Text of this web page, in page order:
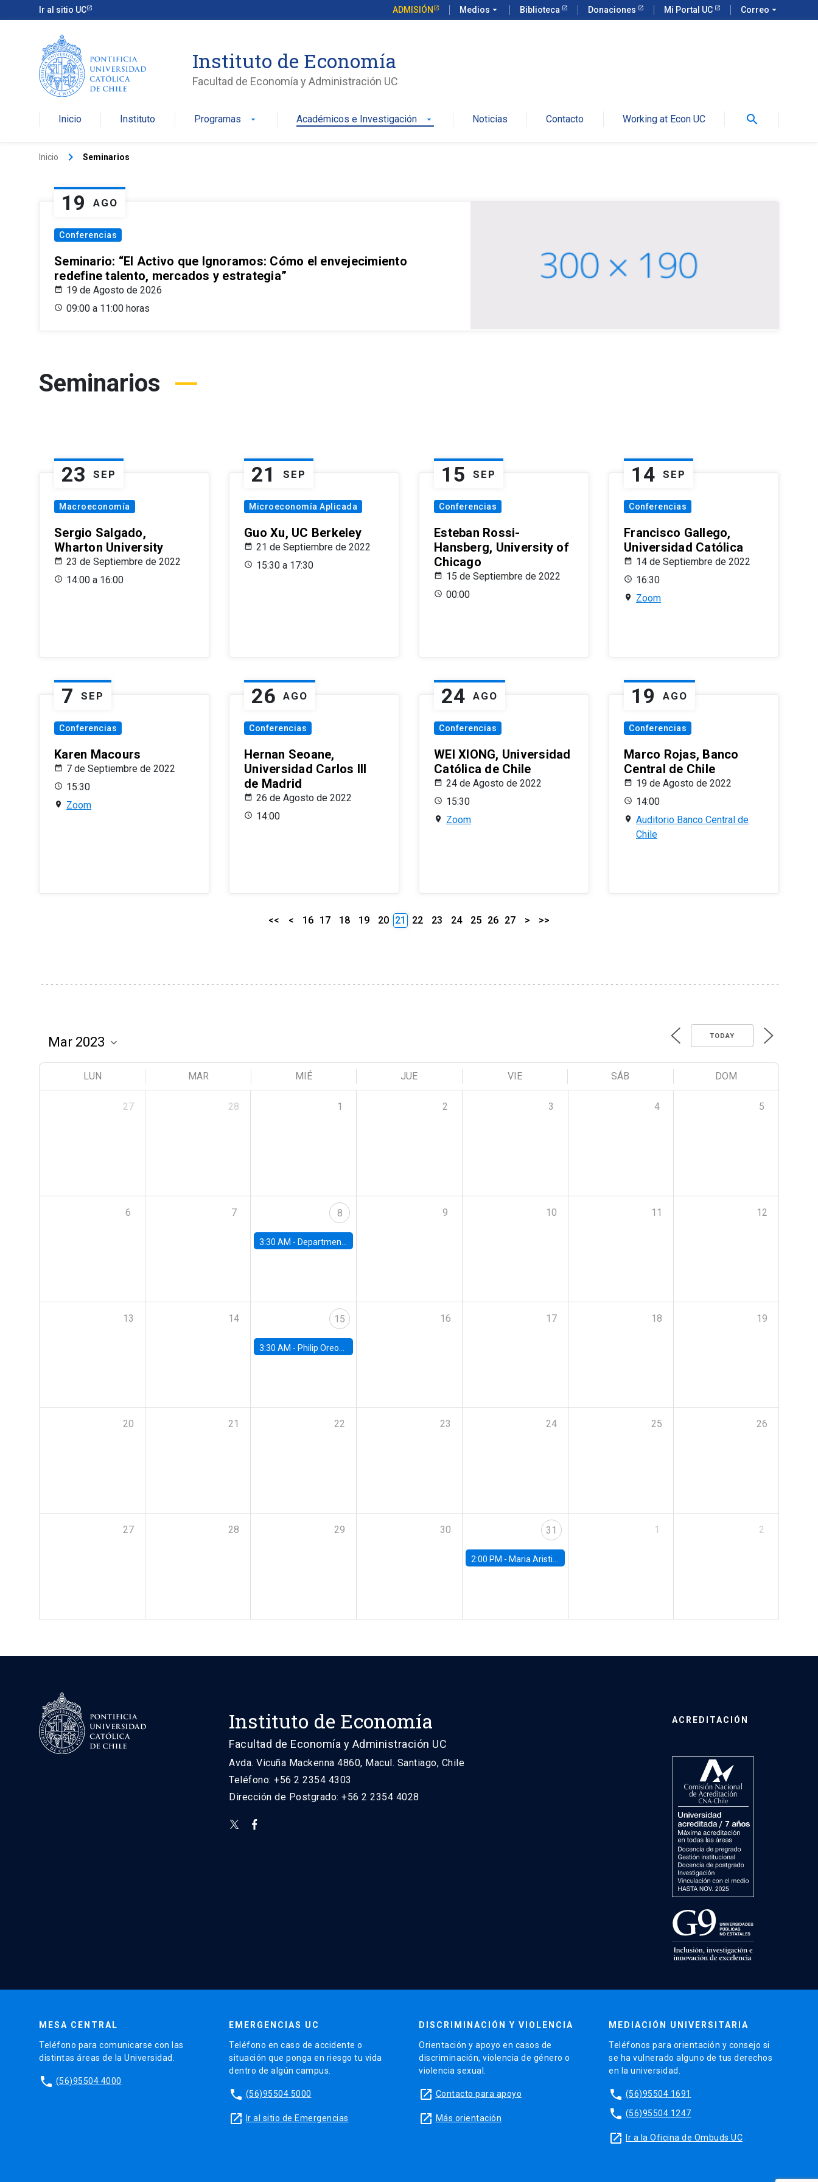
Ir al sitio UC ADMISIÓN Medios arrow_drop_down Biblioteca Donaciones Mi Portal UC Correo arrow_drop_down
Instituto de Economía
Facultad de Economía y Administración UC
Inicio Instituto Programas arrow_drop_down Académicos e Investigación arrow_drop_down Noticias Contacto Working at Econ UC search
Inicio keyboard_arrow_right Seminarios
19 AGO
Conferencias
Seminario: “El Activo que Ignoramos: Cómo el envejecimiento
redefine talento, mercados y estrategia”
19 de Agosto de 2026
09:00 a 11:00 horas
Seminarios
23 SEP
Macroeconomía
Sergio Salgado,
Wharton University
23 de Septiembre de 2022
14:00 a 16:00
21 SEP
Microeconomía Aplicada
Guo Xu, UC Berkeley
21 de Septiembre de 2022
15:30 a 17:30
15 SEP
Conferencias
Esteban Rossi-
Hansberg, University of
Chicago
15 de Septiembre de 2022
00:00
14 SEP
Conferencias
Francisco Gallego,
Universidad Católica
14 de Septiembre de 2022
16:30
Zoom
7 SEP
Conferencias
Karen Macours
7 de Septiembre de 2022
15:30
Zoom
26 AGO
Conferencias
Hernan Seoane,
Universidad Carlos III
de Madrid
26 de Agosto de 2022
14:00
24 AGO
Conferencias
WEI XIONG, Universidad
Católica de Chile
24 de Agosto de 2022
15:30
Zoom
19 AGO
Conferencias
Marco Rojas, Banco
Central de Chile
19 de Agosto de 2022
14:00
Auditorio Banco Central de
Chile
<< < 16 17 18 19 20 21 22 23 24 25 26 27 > >>
TODAY
LUN MAR MIÉ JUE VIE SÁB DOM
27 28 1 2 3 4 5
6 7 8
3:30 AM - Department Seminar: James Robinson
9 10 11 12
13 14 15
3:30 AM - Philip Oreopolous, University of Toronto
16 17 18 19
20 21 22 23 24 25 26
27 28 29 30 31
2:00 PM - Maria Aristizabal-Ramirez, FED Board
1 2
Instituto de Economía
Facultad de Economía y Administración UC
Avda. Vicuña Mackenna 4860, Macul. Santiago, Chile
Teléfono: +56 2 2354 4303
Dirección de Postgrado: +56 2 2354 4028
ACREDITACIÓN
MESA CENTRAL
Teléfono para comunicarse con las
distintas áreas de la Universidad.
phone (56)95504 4000
EMERGENCIAS UC
Teléfono en caso de accidente o
situación que ponga en riesgo tu vida
dentro de algún campus.
phone (56)95504 5000
launch Ir al sitio de Emergencias
DISCRIMINACIÓN Y VIOLENCIA
Orientación y apoyo en casos de
discriminación, violencia de género o
violencia sexual.
launch Contacto para apoyo
launch Más orientación
MEDIACIÓN UNIVERSITARIA
Teléfonos para orientación y consejo si
se ha vulnerado alguno de tus derechos
en la universidad.
phone (56)95504 1691
phone (56)95504 1247
launch Ir a la Oficina de Ombuds UC